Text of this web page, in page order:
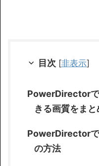
目次 [非表示]
PowerDirector
きる画質をま
PowerDirector
の方法